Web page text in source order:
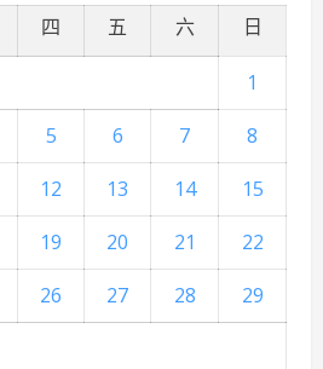
四 五 六 日
1
5 6 7
8
12 13 14
15
19 20 21
22
26 27 28
29